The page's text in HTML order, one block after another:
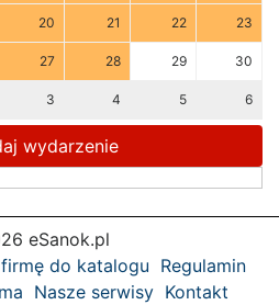
20 21 22 23
27 28 29 30
3 4 5 6
wydarzenie
eSanok.pl
do katalogu Regulamin
Nasze serwisy Kontakt